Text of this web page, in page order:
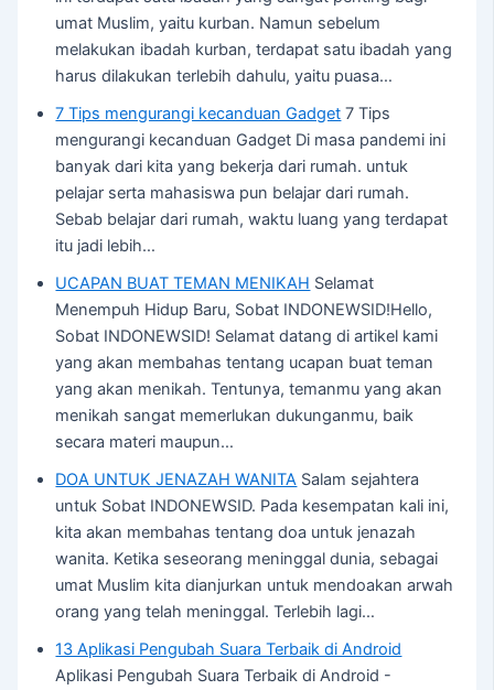
umat Muslim, yaitu kurban. Namun sebelum
melakukan ibadah kurban, terdapat satu ibadah yang
harus dilakukan terlebih dahulu, yaitu puasa…
7 Tips mengurangi kecanduan Gadget 7 Tips
mengurangi kecanduan Gadget Di masa pandemi ini
banyak dari kita yang bekerja dari rumah. untuk
pelajar serta mahasiswa pun belajar dari rumah.
Sebab belajar dari rumah, waktu luang yang terdapat
itu jadi lebih…
UCAPAN BUAT TEMAN MENIKAH Selamat
Menempuh Hidup Baru, Sobat INDONEWSID!Hello,
Sobat INDONEWSID! Selamat datang di artikel kami
yang akan membahas tentang ucapan buat teman
yang akan menikah. Tentunya, temanmu yang akan
menikah sangat memerlukan dukunganmu, baik
secara materi maupun…
DOA UNTUK JENAZAH WANITA Salam sejahtera
untuk Sobat INDONEWSID. Pada kesempatan kali ini,
kita akan membahas tentang doa untuk jenazah
wanita. Ketika seseorang meninggal dunia, sebagai
umat Muslim kita dianjurkan untuk mendoakan arwah
orang yang telah meninggal. Terlebih lagi…
13 Aplikasi Pengubah Suara Terbaik di Android
Aplikasi Pengubah Suara Terbaik di Android -